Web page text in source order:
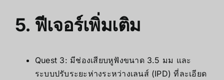
5. ฟีเจอร์เพิ่มเติม
Quest 3: มีช่องเสียบหูฟังขนาด 3.5 มม และ
ระบบปรับระยะห่างระหว่างเลนส์ (IPD) ที่ละเอียด